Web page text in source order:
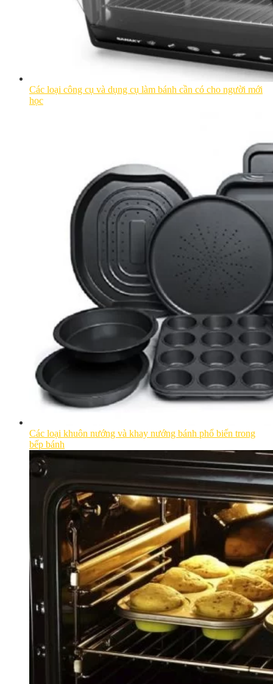
Các loại công cụ và dụng cụ làm bánh cần có cho người mới
học
Các loại khuôn nướng và khay nướng bánh phổ biến trong
bếp bánh